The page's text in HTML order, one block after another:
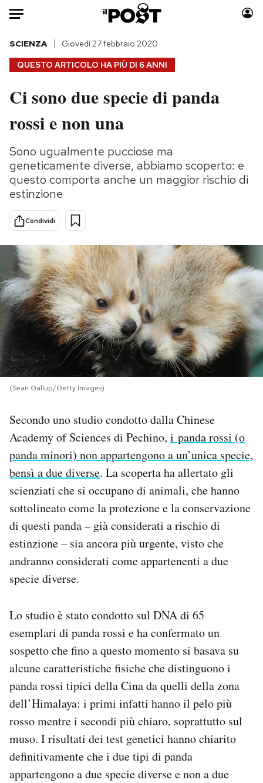
Auto
HOME
Italia
Politica
Tecnologia
Internet
Scienza
Cultura
Economia
Moda
Storie/Idee
Ok Boomer!
Media
PODCAST
NEWSLETTER
I MIEI PREFERITI
CALENDARIO
AREA PERSONALE
Area Personale
Newsletter
Hai bisogno di aiuto?
Esci
QUESTO ARTICOLO HA PIÙ DI 6 ANNI
SCIENZA Giovedì 27 febbraio 2020
Ci sono due specie di panda
rossi e non una
Sono ugualmente pucciose ma
geneticamente diverse, abbiamo scoperto: e
questo comporta anche un maggior rischio di
estinzione
Condividi
(Sean Gallup/Getty Images)
Secondo uno studio condotto dalla Chinese
Academy of Sciences di Pechino, i panda rossi (o
panda minori) non appartengono a un’unica specie,
bensì a due diverse. La scoperta ha allertato gli
scienziati che si occupano di animali, che hanno
sottolineato come la protezione e la conservazione
di questi panda – già considerati a rischio di
estinzione – sia ancora più urgente, visto che
andranno considerati come appartenenti a due
specie diverse.
Lo studio è stato condotto sul DNA di 65
esemplari di panda rossi e ha confermato un
sospetto che fino a questo momento si basava su
alcune caratteristiche fisiche che distinguono i
panda rossi tipici della Cina da quelli della zona
dell’Himalaya: i primi infatti hanno il pelo più
rosso mentre i secondi più chiaro, soprattutto sul
muso. I risultati dei test genetici hanno chiarito
definitivamente che i due tipi di panda
appartengono a due specie diverse e non a due